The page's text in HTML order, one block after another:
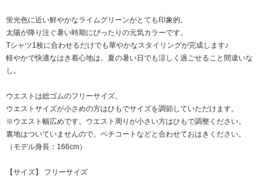
蛍光色に近い鮮やかなライムグリーンがとても印象的。
太陽が降り注ぐ暑い時期にぴったりの元気カラーです。
Tシャツ1枚に合わせるだけでも華やかなスタイリングが完成します♪
軽やかで快適なはき着心地は、夏の暑い日でも涼しく過ごせること間違いな
し。
ウエストは総ゴムのフリーサイズ。
ウエストサイズが小さめの方はひもでサイズを調節していただけます。
※ウエスト幅広めです。ウエスト周りが小さい方はひもで調整ください。
裏地はついていませんので、ペチコートなどと合わせておはきください。
（モデル身長：166cm）
【サイズ】 フリーサイズ